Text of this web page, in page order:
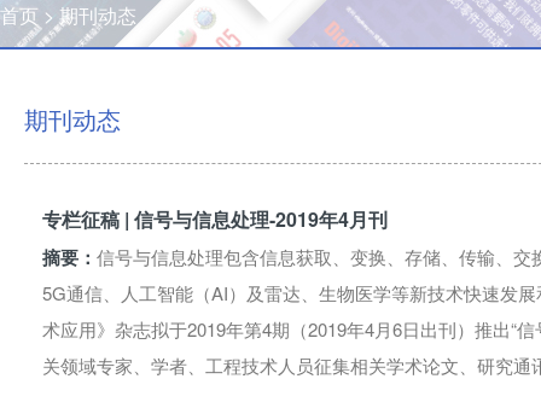
首页 > 期刊动态
期刊动态
专栏征稿 | 信号与信息处理-2019年4月刊
摘要： 信号与信息处理包含信息获取、变换、存储、传输、
5G通信、人工智能（AI）及雷达、生物医学等新技术快速发
术应用》杂志拟于2019年第4期（2019年4月6日出刊）推出“
关领域专家、学者、工程技术人员征集相关学术论文、研究通